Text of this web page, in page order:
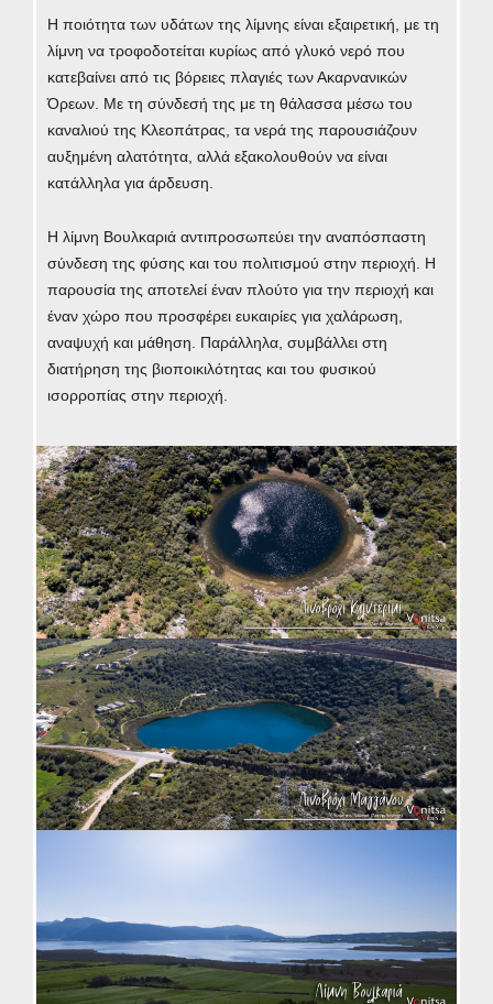
Η ποιότητα των υδάτων της λίμνης είναι εξαιρετική, με τη
λίμνη να τροφοδοτείται κυρίως από γλυκό νερό που
κατεβαίνει από τις βόρειες πλαγιές των Ακαρνανικών
Όρεων. Με τη σύνδεσή της με τη θάλασσα μέσω του
καναλιού της Κλεοπάτρας, τα νερά της παρουσιάζουν
αυξημένη αλατότητα, αλλά εξακολουθούν να είναι
κατάλληλα για άρδευση.
Η λίμνη Βουλκαριά αντιπροσωπεύει την αναπόσπαστη
σύνδεση της φύσης και του πολιτισμού στην περιοχή. Η
παρουσία της αποτελεί έναν πλούτο για την περιοχή και
έναν χώρο που προσφέρει ευκαιρίες για χαλάρωση,
αναψυχή και μάθηση. Παράλληλα, συμβάλλει στη
διατήρηση της βιοποικιλότητας και του φυσικού
ισορροπίας στην περιοχή.